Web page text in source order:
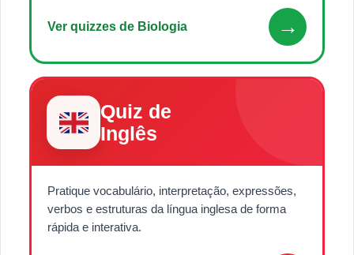
Ver quizzes de Biologia →
Quiz de
Inglês
Pratique vocabulário, interpretação, expressões,
verbos e estruturas da língua inglesa de forma
rápida e interativa.